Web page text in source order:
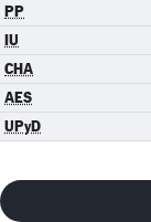
PP
IU
CHA
AES
UPyD